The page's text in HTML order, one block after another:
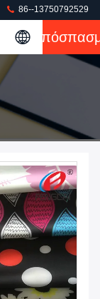
86--13750792529